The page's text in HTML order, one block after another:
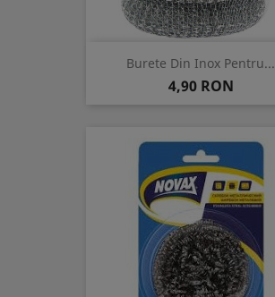
Burete Din Inox Pentru...
Pret
4,90 RON